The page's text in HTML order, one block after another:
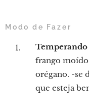
Modo de Fazer
Temperando
frango moído
orégano. -se
que esteja